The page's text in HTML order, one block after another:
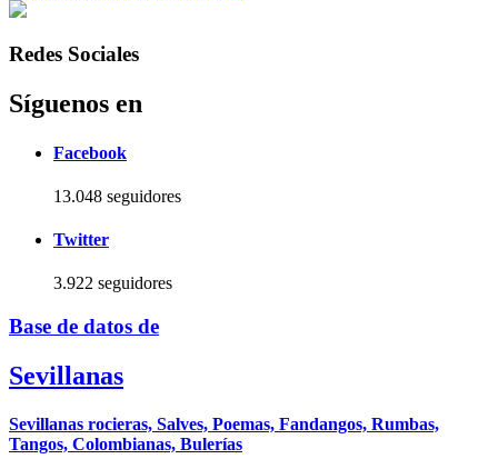
Redes Sociales
Síguenos en
Facebook
13.048 seguidores
Twitter
3.922 seguidores
Base de datos de
Sevillanas
Sevillanas rocieras, Salves, Poemas, Fandangos, Rumbas,
Tangos, Colombianas, Bulerías